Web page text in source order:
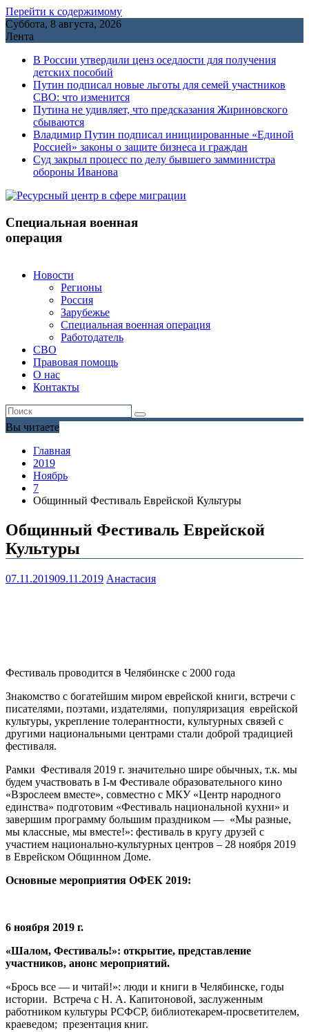
Перейти к содержимому
Суббота, 8 августа, 2026
Лента
В России утвердили ценз оседлости для получения
детских пособий
Путин подписал новые льготы для семей участников
СВО: что изменится
Путина не удивляет, что предсказания Жириновского
сбываются
Владимир Путин подписал инициированные «Единой
Россией» законы о защите бизнеса и граждан
Cуд закрыл процесс по делу бывшего замминистра
обороны Иванова
Специальная военная
операция
Новости
Регионы
Россия
Зарубежье
Специальная военная операция
Работодатель
СВО
Правовая помощь
О нас
Контакты
Вы читаете
Главная
2019
Ноябрь
7
Общинный Фестиваль Еврейской Культуры
Общинный Фестиваль Еврейской
Культуры
07.11.201909.11.2019 Анастасия
Фестиваль проводится в Челябинске с 2000 года
Знакомство с богатейшим миром еврейской книги, встречи с
писателями, поэтами, издателями, популяризация еврейской
культуры, укрепление толерантности, культурных связей с
другими национальными центрами стали доброй традицией
фестиваля.
Рамки Фестиваля 2019 г. значительно шире обычных, т.к. мы
будем участвовать в I-м Фестивале образовательного кино
«Взрослеем вместе», совместно с МКУ «Центр народного
единства» подготовим «Фестиваль национальной кухни» и
завершим программу большим праздником — «Мы разные,
мы классные, мы вместе!»: фестиваль в кругу друзей с
участием национально-культурных центров – 28 ноября 2019
в Еврейском Общинном Доме.
Основные мероприятия ОФЕК 2019:
6 ноября 2019 г.
«Шалом, Фестиваль!»: открытие, представление
участников, анонс мероприятий.
«Брось все — и читай!»: люди и книги в Челябинске, годы
истории. Встреча с Н. А. Капитоновой, заслуженным
работником культуры РСФСР, библиотекарем-просветителем,
краеведом; презентация книг.